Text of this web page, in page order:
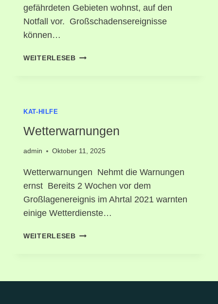
gefährdeten Gebieten wohnst, auf den
Notfall vor. Großschadensereignisse
können…
WEITERLESEB
KAT-HILFE
Wetterwarnungen
admin Oktober 11, 2025
Wetterwarnungen Nehmt die Warnungen
ernst Bereits 2 Wochen vor dem
Großlagenereignis im Ahrtal 2021 warnten
einige Wetterdienste…
WEITERLESEB